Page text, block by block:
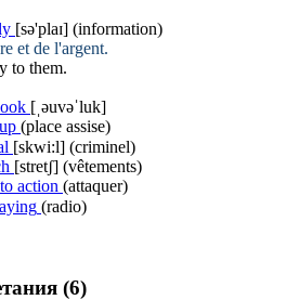
[sə'plaɪ] (information)
et de l'argent.
to them.
[ˌəuvəˈluk]
(place assise)
[skwi:l] (criminel)
[stretʃ] (vêtements)
action (attaquer)
(radio)
(6)